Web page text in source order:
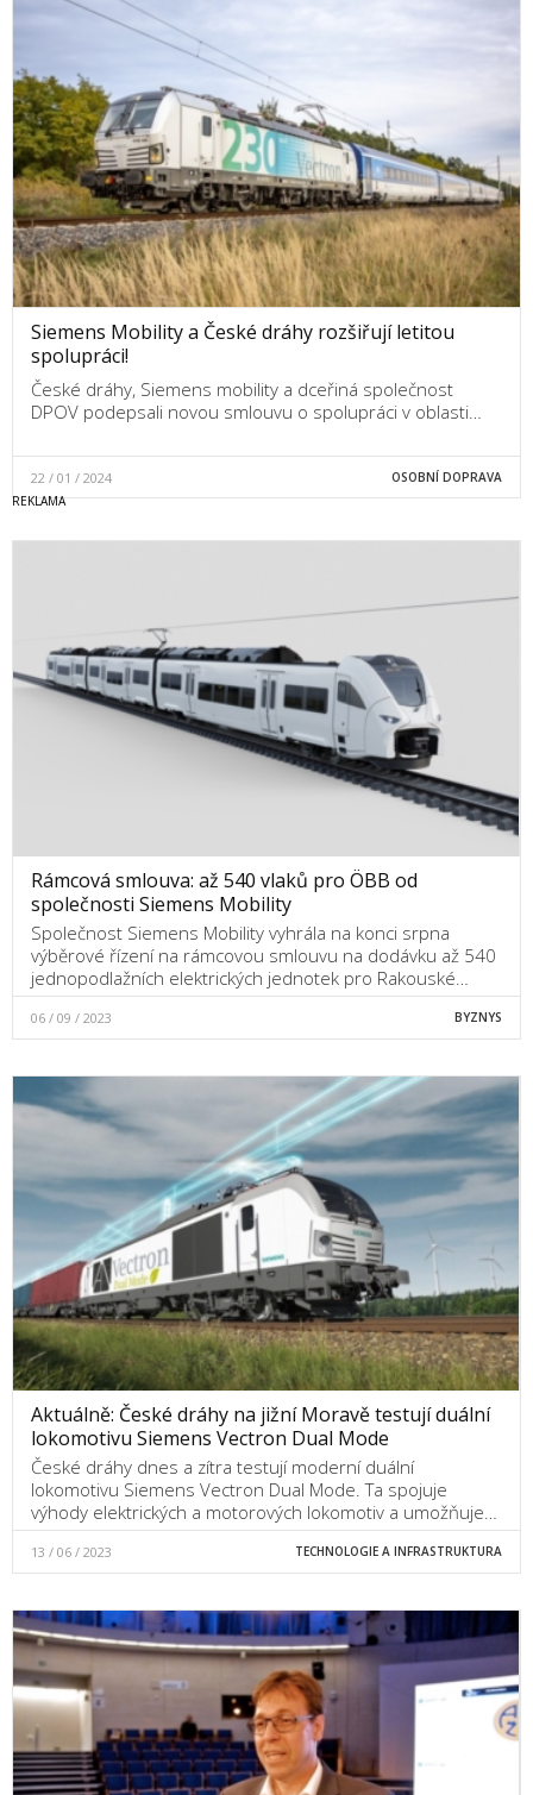
Siemens Mobility a České dráhy rozšiřují letitou
spolupráci!
České dráhy, Siemens mobility a dceřiná společnost
DPOV podepsali novou smlouvu o spolupráci v oblasti…
22 / 01 / 2024 OSOBNÍ DOPRAVA
Rámcová smlouva: až 540 vlaků pro ÖBB od
společnosti Siemens Mobility
Společnost Siemens Mobility vyhrála na konci srpna
výběrové řízení na rámcovou smlouvu na dodávku až 540
jednopodlažních elektrických jednotek pro Rakouské…
06 / 09 / 2023 BYZNYS
Aktuálně: České dráhy na jižní Moravě testují duální
lokomotivu Siemens Vectron Dual Mode
České dráhy dnes a zítra testují moderní duální
lokomotivu Siemens Vectron Dual Mode. Ta spojuje
výhody elektrických a motorových lokomotiv a umožňuje…
13 / 06 / 2023 TECHNOLOGIE A INFRASTRUKTURA